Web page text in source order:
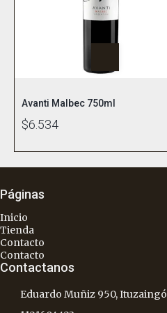
Avanti Malbec 750ml
$6.534
Páginas
Inicio
Tienda
Contacto
Contacto
Contactanos
Eduardo Muñiz 950, Ituzaingó